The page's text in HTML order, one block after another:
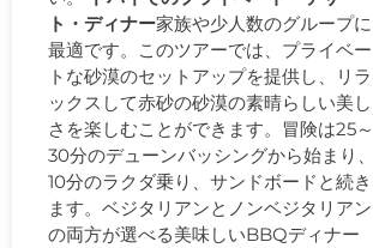
ト・ディナー家族や少人数のグループに
最適です。このツアーでは、プライベー
トな砂漠のセットアップを提供し、リラ
ックスして赤砂の砂漠の素晴らしい美し
さを楽しむことができます。冒険は25～
30分のデューンバッシングから始まり、
10分のラクダ乗り、サンドボードと続き
ます。ベジタリアンとノンベジタリアン
の両方が選べる美味しいBBQディナー